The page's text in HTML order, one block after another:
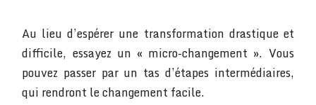
Au lieu d’espérer une transformation drastique et
difficile, essayez un « micro-changement ». Vous
pouvez passer par un tas d’étapes intermédiaires,
qui rendront le changement facile.